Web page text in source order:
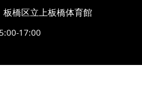
板橋区立上板橋体育館
17:00